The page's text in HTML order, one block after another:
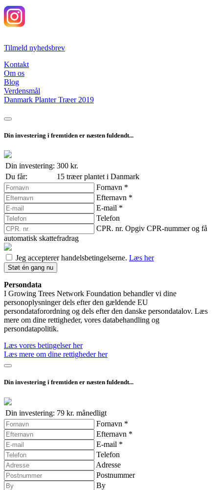
Tilmeld nyhedsbrev
Kontakt
Om os
Blog
Verdensmål
Danmark Planter Træer 2019
Din investering i fremtiden er næsten fuldendt...
Din investering: 300 kr.
Du får:
15 træer plantet i Danmark
Fornavn *
Efternavn *
E-mail *
Telefon
CPR. nr. Opgiv CPR-nummer og få
automatisk skattefradrag
Jeg accepterer handelsbetingelserne. Læs her
Persondata
I Growing Trees Network Foundation behandler vi dine
personoplysninger dels efter den gældende EU
persondataforordning og dels efter den danske persondatalov. Læs
mere om dine rettigheder, vores databehandling og
persondatapolitik.
Læs vores betingelser her
Læs mere om dine rettigheder her
Din investering i fremtiden er næsten fuldendt...
Din investering: 79 kr. månedligt
Fornavn *
Efternavn *
E-mail *
Telefon
Adresse
Postnummer
By